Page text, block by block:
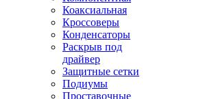
Коаксиальная
Кроссоверы
Конденсаторы
Раскрыв под
драйвер
Защитные сетки
Подиумы
Проставочные